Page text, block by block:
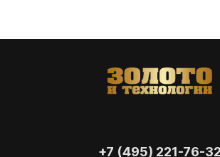
+7 (495) 221-76-32